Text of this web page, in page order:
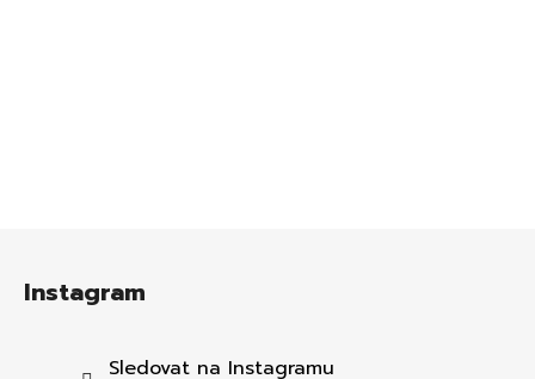
Instagram
Sledovat na Instagramu